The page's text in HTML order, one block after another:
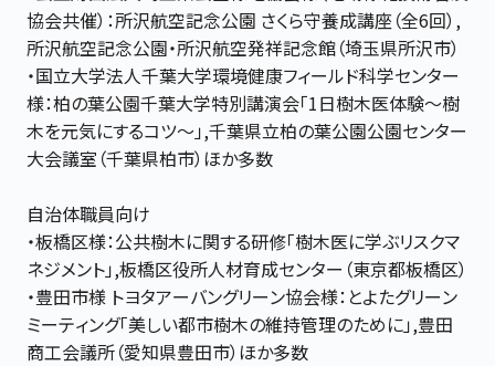
協会共催）：所沢航空記念公園 さくら守養成講座（全6回）,
所沢航空記念公園・所沢航空発祥記念館（埼玉県所沢市）
・国立大学法人千葉大学環境健康フィールド科学センター
様：柏の葉公園千葉大学特別講演会「1日樹木医体験～樹
木を元気にするコツ～」,千葉県立柏の葉公園公園センター
大会議室（千葉県柏市）ほか多数
自治体職員向け
・板橋区様：公共樹木に関する研修「樹木医に学ぶリスクマ
ネジメント」,板橋区役所人材育成センター（東京都板橋区）
・豊田市様 トヨタアーバングリーン協会様：とよたグリーン
ミーティング「美しい都市樹木の維持管理のために」,豊田
商工会議所（愛知県豊田市）ほか多数